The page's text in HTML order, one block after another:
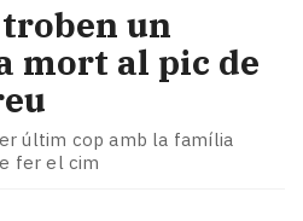
un
mort al pic de
últim cop amb la família
fer el cim